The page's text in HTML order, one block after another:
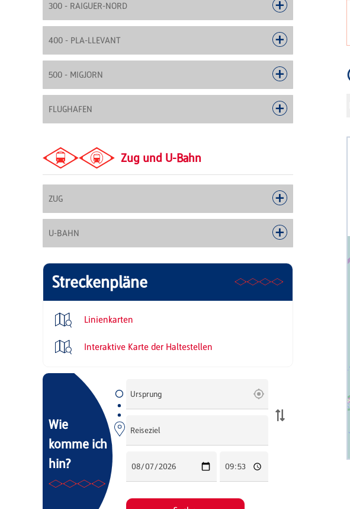
300 - RAIGUER-NORD
400 - PLA-LLEVANT
500 - MIGJORN
FLUGHAFEN
Zug und U-Bahn
ZUG
U-BAHN
Streckenpläne
Linienkarten
Interaktive Karte der Haltestellen